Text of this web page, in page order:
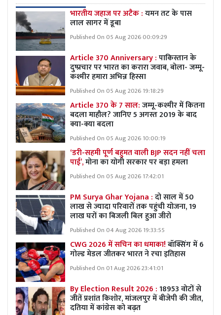
भारतीय जहाज पर अटैक :यमन तट के पास
लाल सागर में डूबा
Published On 05 Aug 2026 00:09:29
Article 370 Anniversary :पाकिस्तान के
दुष्प्रचार पर भारत का करारा जवाब, बोला- जम्मू-
कश्मीर हमारा अभिन्न हिस्सा
Published On 05 Aug 2026 19:18:29
Article 370 के 7 साल:जम्मू-कश्मीर में कितना
बदला माहौल? जानिए 5 अगस्त 2019 के बाद
क्या-क्या बदला
Published On 05 Aug 2026 10:00:19
‘डरी-सहमी पूर्ण बहुमत वाली BJP सदन नहीं चला
पाई’,मोना का योगी सरकार पर बड़ा हमला
Published On 05 Aug 2026 17:42:01
PM Surya Ghar Yojana :दो साल में 50
लाख से ज्यादा परिवारों तक पहुंची योजना, 19
लाख घरों का बिजली बिल हुआ जीरो
Published On 04 Aug 2026 19:33:55
CWG 2026 में सचिन का धमाका!बॉक्सिंग में 6
गोल्ड मेडल जीतकर भारत ने रचा इतिहास
Published On 01 Aug 2026 23:41:01
By Election Result 2026 :18953 वोटों से
जीतें प्रशांत किशोर, मांजलपुर में बीजेपी की जीत,
दतिया में कांग्रेस को बढ़त